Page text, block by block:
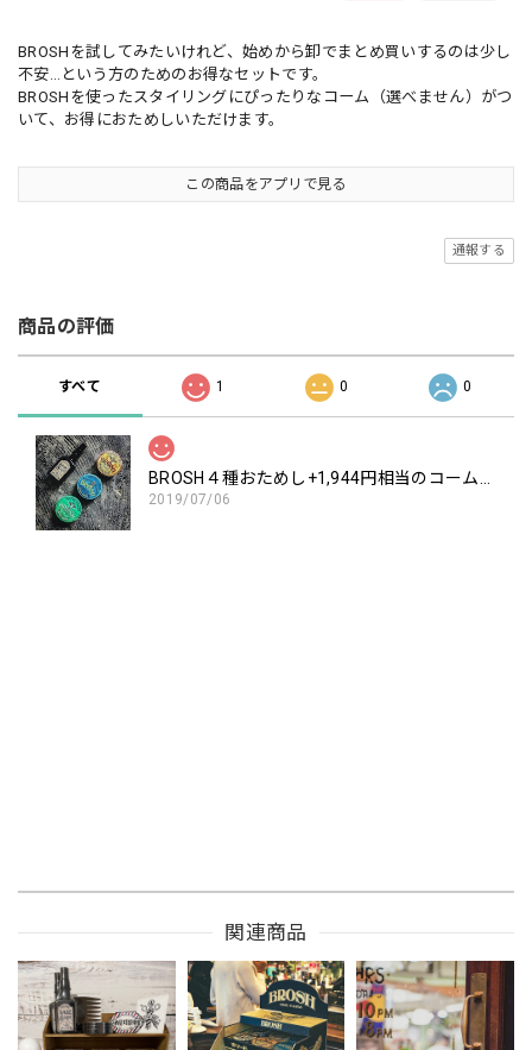
BROSHを試してみたいけれど、始めから卸でまとめ買いするのは少し
不安…という方のためのお得なセットです。
BROSHを使ったスタイリングにぴったりなコーム（選べません）がつ
いて、お得におためしいただけます。
この商品をアプリで見る
通報する
商品の評価
すべて 1 0 0
2019/07/06
関連商品